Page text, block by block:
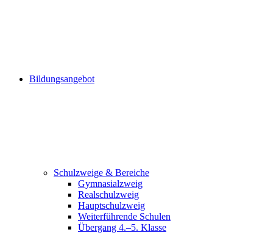
Bildungsangebot
Schulzweige & Bereiche
Gymnasialzweig
Realschulzweig
Hauptschulzweig
Weiterführende Schulen
Übergang 4.–5. Klasse